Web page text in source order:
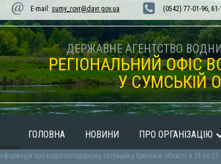
E-mail: sumy_rovr@davr.gov.ua (0542) 77-01-96,
ДЕРЖАВНЕ АГЕНТСТВО
РЕГІОНАЛЬНИЙ ОФІС
У СУМСЬКІЙ
ГОЛОВНА НОВИНИ ПРО ОРГАНІЗАЦІЮ
Інформація про водогосподарську ситуацію у Сумській області з 15 по 21